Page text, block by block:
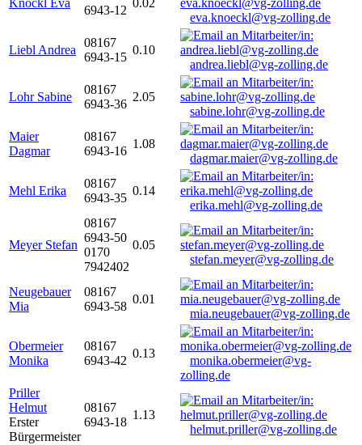
Knöckl Eva
6943-12
0.02
eva.knoeckl@vg-zolling.de
Liebl Andrea
08167
6943-15
0.10
andrea.liebl@vg-zolling.de
Lohr Sabine
08167
6943-36
2.05
sabine.lohr@vg-zolling.de
Maier
Dagmar
08167
6943-16
1.08
dagmar.maier@vg-zolling.de
Mehl Erika
08167
6943-35
0.14
erika.mehl@vg-zolling.de
Meyer Stefan
08167
6943-50
0170
7942402
0.05
stefan.meyer@vg-zolling.de
Neugebauer
Mia
08167
6943-58
0.01
mia.neugebauer@vg-zolling.de
Obermeier
Monika
08167
6943-42
0.13
monika.obermeier@vg-
zolling.de
Priller
Helmut
Erster
Bürgermeister
08167
6943-18
1.13
helmut.priller@vg-zolling.de